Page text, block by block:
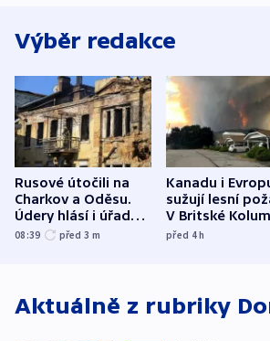
Výběr redakce
Rusové útočili na
Charkov a Oděsu.
Údery hlásí i úřady v
Bělgorodu
08:39 před 3 m
Kanadu i
sužují lesní
V Britské
evakuovali
před 4h
Aktuálně z rubriky